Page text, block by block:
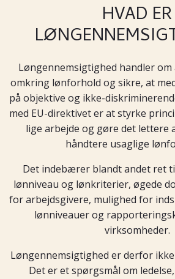
HVAD ER
Løngennemsigtighed handler om
omkring lønforhold og sikre, at
på objektive og ikke-
med EU-direktivet er at styrke
lige arbejde og gøre det lettere
håndtere usaglige
Det indebærer blandt andet ret
lønniveau og lønkriterier, øgede
for arbejdsgivere, mulighed for
lønniveauer og
virksomheder.
Løngennemsigtighed er derfor
Det er et spørgsmål om